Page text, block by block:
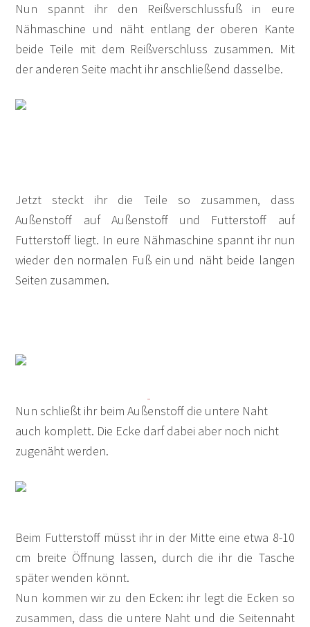
Nun spannt ihr den Reißverschlussfuß in eure
Nähmaschine und näht entlang der oberen Kante
beide Teile mit dem Reißverschluss zusammen. Mit
der anderen Seite macht ihr anschließend dasselbe.
Jetzt steckt ihr die Teile so zusammen, dass
Außenstoff auf Außenstoff und Futterstoff auf
Futterstoff liegt. In eure Nähmaschine spannt ihr nun
wieder den normalen Fuß ein und näht beide langen
Seiten zusammen.
Nun schließt ihr beim Außenstoff die untere Naht
auch komplett. Die Ecke darf dabei aber noch nicht
zugenäht werden.
Beim Futterstoff müsst ihr in der Mitte eine etwa 8-10
cm breite Öffnung lassen, durch die ihr die Tasche
später wenden könnt.
Nun kommen wir zu den Ecken: ihr legt die Ecken so
zusammen, dass die untere Naht und die Seitennaht